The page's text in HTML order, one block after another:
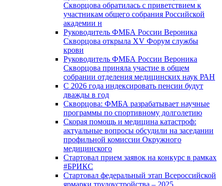
Скворцова обратилась с приветствием к
участникам общего собрания Российской
академии н
Руководитель ФМБА России Вероника
Скворцова открыла XV Форум службы
крови
Руководитель ФМБА России Вероника
Скворцова приняла участие в общем
собрании отделения медицинских наук РАН
С 2026 года индексировать пенсии будут
дважды в год
Скворцова: ФМБА разрабатывает научные
программы по спортивному долголетию
Скорая помощь и медицина катастроф:
актуальные вопросы обсудили на заседании
профильной комиссии Окружного
медицинского
Стартовал прием заявок на конкурс в рамках
#БРИКС
Стартовал федеральный этап Всероссийской
ярмарки трудоустройства – 2025